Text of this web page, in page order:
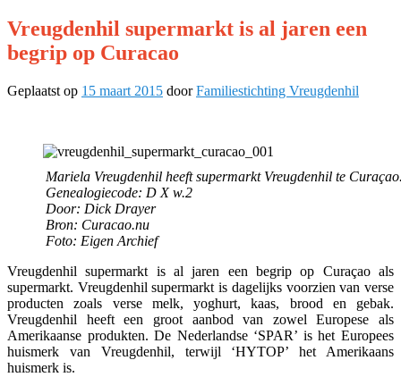
Vreugdenhil supermarkt is al jaren een
begrip op Curacao
Geplaatst op 15 maart 2015 doorFamiliestichting Vreugdenhil
Mariela Vreugdenhil heeft supermarkt Vreugdenhil te
Genealogiecode: D X w.2
Door: Dick Drayer
Bron: Curacao.nu
Foto: Eigen Archief
Vreugdenhil supermarkt is al jaren een begrip op Curaçao als
supermarkt. Vreugdenhil supermarkt is dagelijks voorzien van verse
producten zoals verse melk, yoghurt, kaas, brood en gebak.
Vreugdenhil heeft een groot aanbod van zowel Europese als
Amerikaanse produkten. De Nederlandse ‘SPAR’ is het Europees
huismerk van Vreugdenhil, terwijl ‘HYTOP’ het Amerikaans
huismerk is.